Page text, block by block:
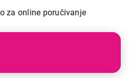
za online poručivanje